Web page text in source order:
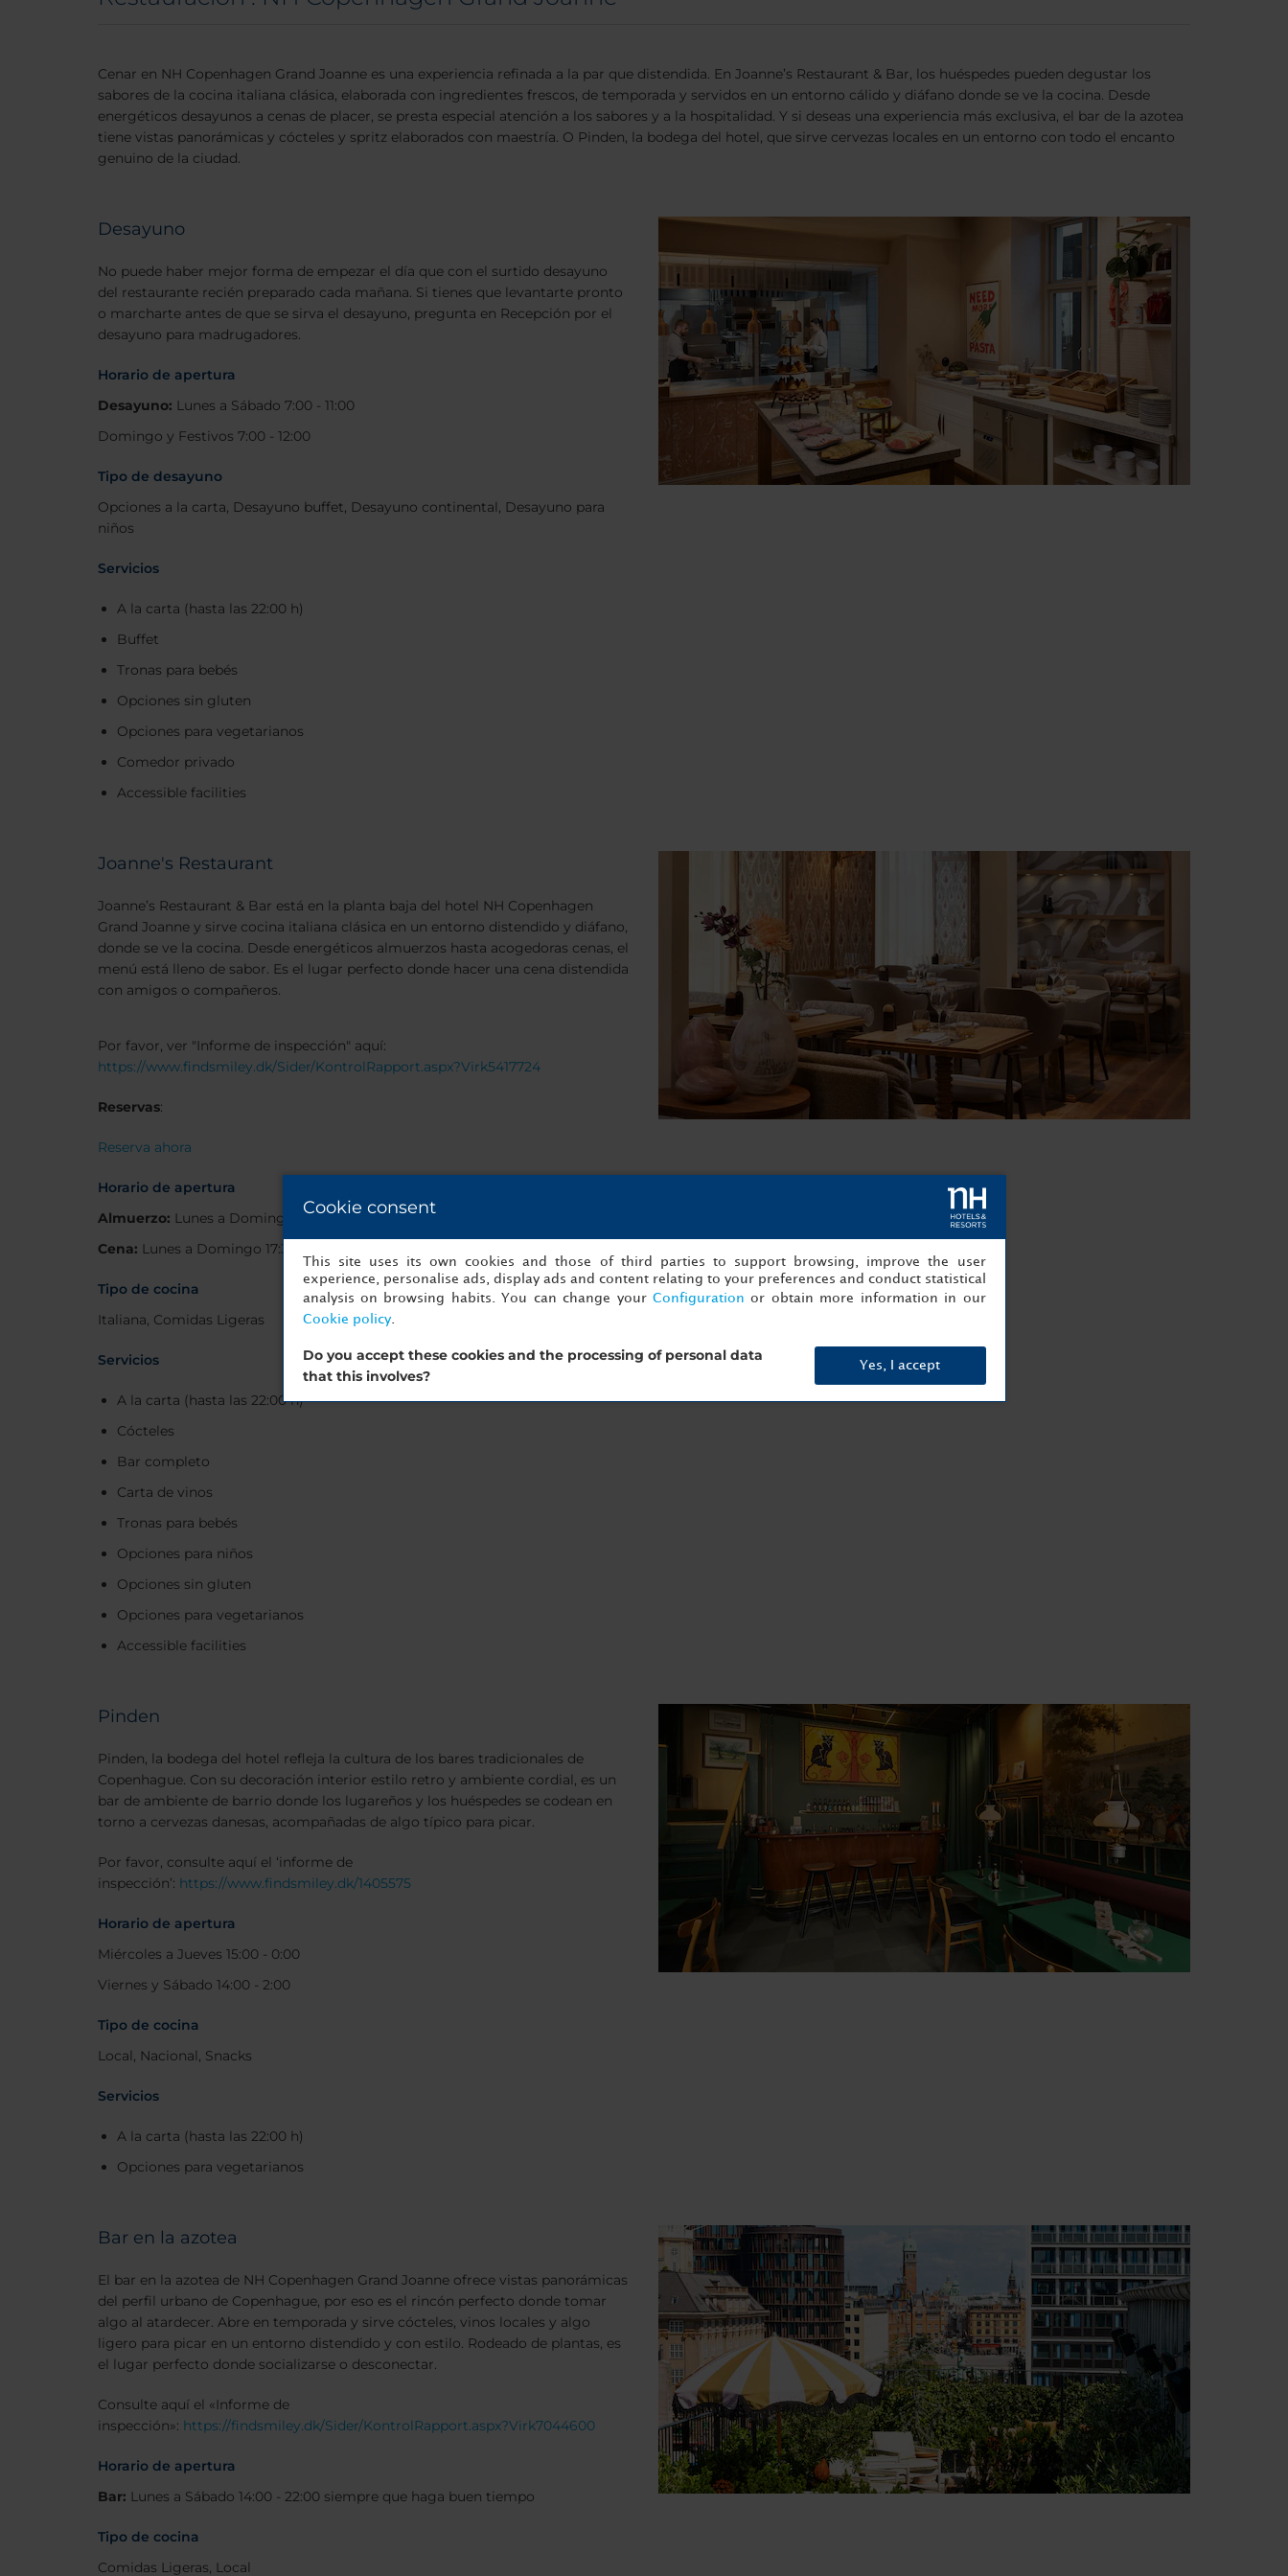
Cenar en NH Copenhagen Grand Joanne es una experiencia refinada a la par que distendida. En Joanne’s Restaurant & Bar, los huéspedes pueden degustar los
sabores de la cocina italiana clásica, elaborada con ingredientes frescos, de temporada y servidos en un entorno cálido y diáfano donde se ve la cocina. Desde
energéticos desayunos a cenas de placer, se presta especial atención a los sabores y a la hospitalidad. Y si deseas una experiencia más exclusiva, el bar de la azotea
tiene vistas panorámicas y cócteles y spritz elaborados con maestría. O Pinden, la bodega del hotel, que sirve cervezas locales en un entorno con todo el encanto
genuino de la ciudad.
Desayuno
No puede haber mejor forma de empezar el día que con el surtido desayuno
del restaurante recién preparado cada mañana. Si tienes que levantarte pronto
o marcharte antes de que se sirva el desayuno, pregunta en Recepción por el
desayuno para madrugadores.
Horario de apertura
Desayuno: Lunes a Sábado 7:00 - 11:00
Domingo y Festivos 7:00 - 12:00
Tipo de desayuno
Opciones a la carta, Desayuno buffet, Desayuno continental, Desayuno para
niños
Servicios
A la carta (hasta las 22:00 h)
Buffet
Tronas para bebés
Opciones sin gluten
Opciones para vegetarianos
Comedor privado
Accessible facilities
Joanne's Restaurant
Joanne’s Restaurant & Bar está en la planta baja del hotel NH Copenhagen
Grand Joanne y sirve cocina italiana clásica en un entorno distendido y diáfano,
donde se ve la cocina. Desde energéticos almuerzos hasta acogedoras cenas, el
menú está lleno de sabor. Es el lugar perfecto donde hacer una cena distendida
con amigos o compañeros.
Por favor, ver "Informe de inspección" aquí:
https://www.findsmiley.dk/Sider/KontrolRapport.aspx?Virk5417724
Reservas:
Reserva ahora
Horario de apertura
Almuerzo: Lunes a Domingo 12:00 - 15:00
Cena: Lunes a Domingo 17:30 - 22:00
Tipo de cocina
Italiana, Comidas Ligeras
Servicios
A la carta (hasta las 22:00 h)
Cócteles
Bar completo
Carta de vinos
Tronas para bebés
Opciones para niños
Opciones sin gluten
Opciones para vegetarianos
Accessible facilities
Pinden
Pinden, la bodega del hotel refleja la cultura de los bares tradicionales de
Copenhague. Con su decoración interior estilo retro y ambiente cordial, es un
bar de ambiente de barrio donde los lugareños y los huéspedes se codean en
torno a cervezas danesas, acompañadas de algo típico para picar.
Por favor, consulte aquí el ‘informe de
inspección’: https://www.findsmiley.dk/1405575
Horario de apertura
Miércoles a Jueves 15:00 - 0:00
Viernes y Sábado 14:00 - 2:00
Tipo de cocina
Local, Nacional, Snacks
Servicios
A la carta (hasta las 22:00 h)
Opciones para vegetarianos
Bar en la azotea
El bar en la azotea de NH Copenhagen Grand Joanne ofrece vistas panorámicas
del perfil urbano de Copenhague, por eso es el rincón perfecto donde tomar
algo al atardecer. Abre en temporada y sirve cócteles, vinos locales y algo
ligero para picar en un entorno distendido y con estilo. Rodeado de plantas, es
el lugar perfecto donde socializarse o desconectar.
Consulte aquí el «Informe de
inspección»: https://findsmiley.dk/Sider/KontrolRapport.aspx?Virk7044600
Horario de apertura
Bar: Lunes a Sábado 14:00 - 22:00 siempre que haga buen tiempo
Tipo de cocina
Comidas Ligeras, Local
Cookie consent
This site uses its own cookies and those of third parties to support browsing, improve the user
experience, personalise ads, display ads and content relating to your preferences and conduct statistical
analysis on browsing habits. You can change your Configuration or obtain more information in our
Cookie policy.
Do you accept these cookies and the processing of personal data
that this involves?
Yes, I accept